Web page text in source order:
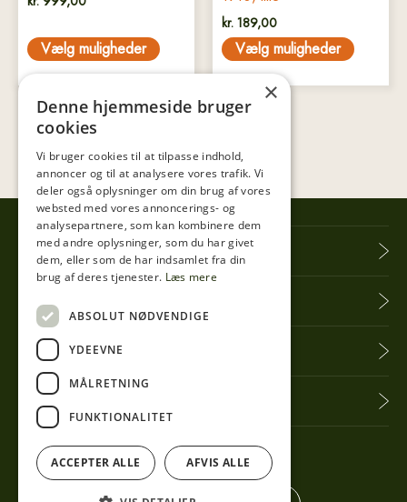
Vælg muligheder
kr. 189,00
Vælg muligheder
Tibberup Høkeren
Information
Praktisk info
Få seneste nyt
Følg med her
×
Denne hjemmeside bruger
cookies
Vi bruger cookies til at tilpasse indhold,
annoncer og til at analysere vores trafik. Vi
deler også oplysninger om din brug af vores
websted med vores annoncerings- og
analysepartnere, som kan kombinere dem
med andre oplysninger, som du har givet
dem, eller som de har indsamlet fra din
brug af deres tjenester. Læs mere
ABSOLUT NØDVENDIGE
YDEEVNE
MÅLRETNING
FUNKTIONALITET
ACCEPTER ALLE AFVIS ALLE